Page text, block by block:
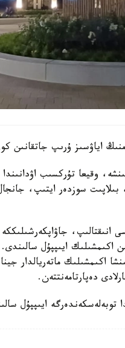
اياۋسىز ۇرىپ جاتقانىن
سوزگە كەلىپ، بىلاپىت سوزدەر
انىقتالىپ،
ايىپپۇل
اكىمشىلىك ماتەريالدار
دەپارتامەنتتەن.
توبەلەسكەندەرگە ايىپپۇل